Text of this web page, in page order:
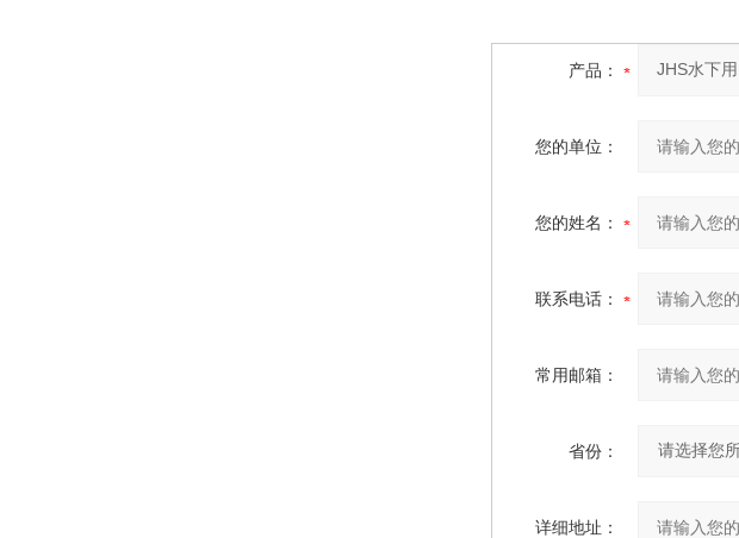
产品：
您的单位：
您的姓名：
联系电话：
常用邮箱：
省份：
详细地址：